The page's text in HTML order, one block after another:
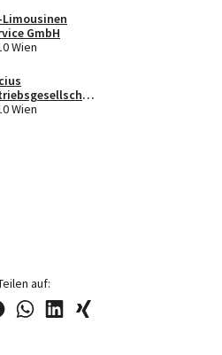
Limousinen
GmbH
Wien
Wien
auf: